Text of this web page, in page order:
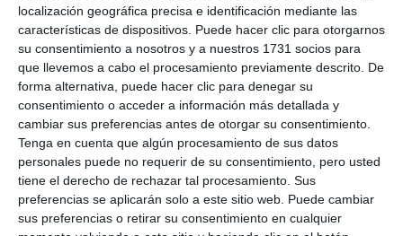
localización geográfica precisa e identificación mediante las
características de dispositivos. Puede hacer clic para otorgarnos
su consentimiento a nosotros y a nuestros 1731 socios para
que llevemos a cabo el procesamiento previamente descrito. De
forma alternativa, puede hacer clic para denegar su
consentimiento o acceder a información más detallada y
cambiar sus preferencias antes de otorgar su consentimiento.
Tenga en cuenta que algún procesamiento de sus datos
personales puede no requerir de su consentimiento, pero usted
tiene el derecho de rechazar tal procesamiento. Sus
preferencias se aplicarán solo a este sitio web. Puede cambiar
sus preferencias o retirar su consentimiento en cualquier